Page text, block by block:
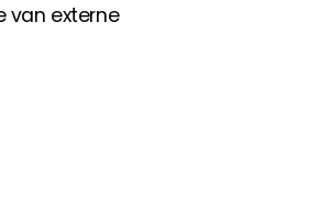
van externe